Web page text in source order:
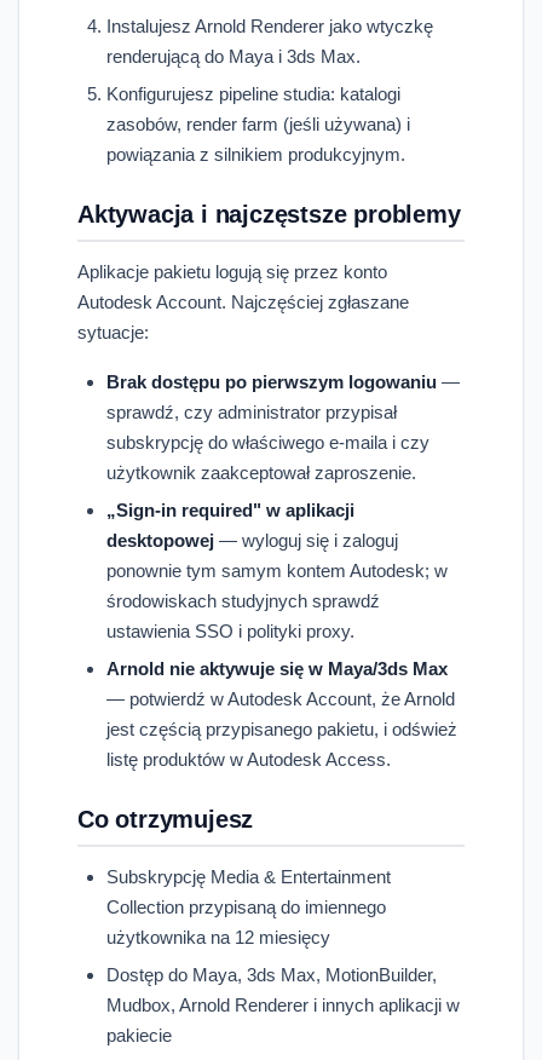
Instalujesz Arnold Renderer jako wtyczkę
renderującą do Maya i 3ds Max.
Konfigurujesz pipeline studia: katalogi
zasobów, render farm (jeśli używana) i
powiązania z silnikiem produkcyjnym.
Aktywacja i najczęstsze problemy
Aplikacje pakietu logują się przez konto
Autodesk Account. Najczęściej zgłaszane
sytuacje:
Brak dostępu po pierwszym logowaniu —
sprawdź, czy administrator przypisał
subskrypcję do właściwego e-maila i czy
użytkownik zaakceptował zaproszenie.
„Sign-in required" w aplikacji
desktopowej — wyloguj się i zaloguj
ponownie tym samym kontem Autodesk; w
środowiskach studyjnych sprawdź
ustawienia SSO i polityki proxy.
Arnold nie aktywuje się w Maya/3ds Max
— potwierdź w Autodesk Account, że Arnold
jest częścią przypisanego pakietu, i odśwież
listę produktów w Autodesk Access.
Co otrzymujesz
Subskrypcję Media & Entertainment
Collection przypisaną do imiennego
użytkownika na 12 miesięcy
Dostęp do Maya, 3ds Max, MotionBuilder,
Mudbox, Arnold Renderer i innych aplikacji w
pakiecie